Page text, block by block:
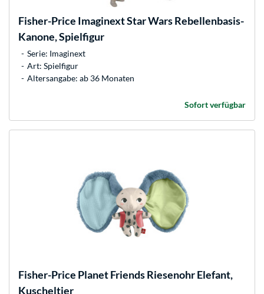
Fisher-Price Imaginext Star Wars Rebellenbasis-
Kanone, Spielfigur
Serie: Imaginext
Art: Spielfigur
Altersangabe: ab 36 Monaten
Sofort verfügbar
Fisher-Price Planet Friends Riesenohr Elefant,
Kuscheltier